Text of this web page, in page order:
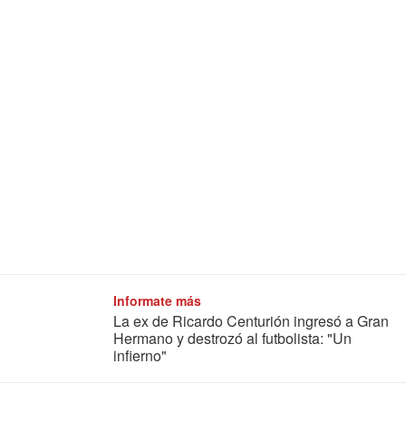
Informate más
La ex de Ricardo Centurión ingresó a Gran
Hermano y destrozó al futbolista: "Un
infierno"